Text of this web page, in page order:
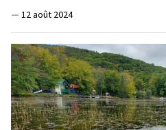
— 12 août 2024